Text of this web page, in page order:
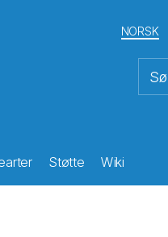
NORSK
Støtte Wiki